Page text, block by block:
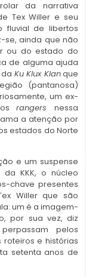
da narrativa
Tex Willer e seu
fluvial de libertos
se, ainda que não
ou do estado do
de alguma ajuda
Ku Klux Klanque
(pantanosa)
um ex-
osrangersnessa
a atenção por
estados do Norte
e um suspense
KKK, o núcleo
chave presentes
Willer que são
um é a imagem-
por sua vez, diz
pelos
e histórias
setenta anos de